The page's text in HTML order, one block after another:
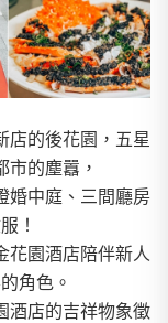
店的後花園，五星
的塵囂，
婚中庭、三間廳房
！
花園酒店陪伴新人
角色。
酒店的吉祥物象徵